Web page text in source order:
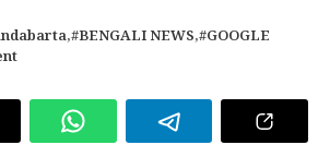
,#BENGALI NEWS,#GOOGLE